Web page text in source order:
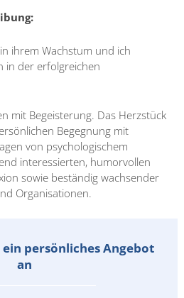
ihrem Wachstum und ich
in der erfolgreichen
mit Begeisterung. Das Herzstück
Begegnung mit
von psychologischem
interessierten, humorvollen
sowie beständig wachsender
Organisationen.
persönliches Angebot
an